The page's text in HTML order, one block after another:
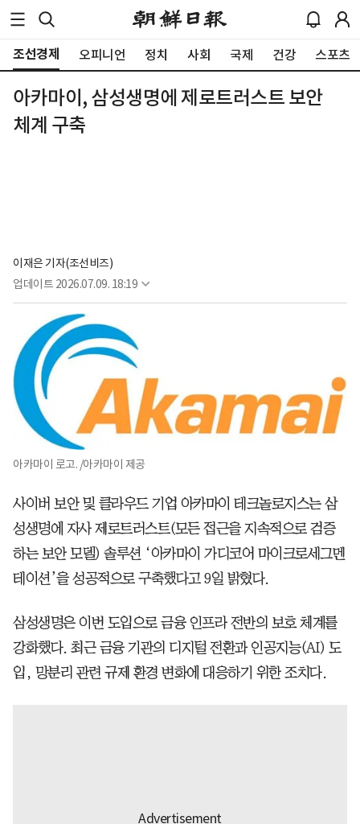
조선경제 오피니언 정치 사회 국제 건강 스포츠
아카마이, 삼성생명에 제로트러스트 보안
체계 구축
이재은 기자(조선비즈)
업데이트 2026.07.09. 18:19
아카마이 로고. /아카마이 제공
사이버 보안 및 클라우드 기업 아카마이 테크놀로지스는 삼
성생명에 자사 제로트러스트(모든 접근을 지속적으로 검증
하는 보안 모델) 솔루션 ‘아카마이 가디코어 마이크로세그멘
테이션’을 성공적으로 구축했다고 9일 밝혔다.
삼성생명은 이번 도입으로 금융 인프라 전반의 보호 체계를
강화했다. 최근 금융 기관의 디지털 전환과 인공지능(AI) 도
입, 망분리 관련 규제 환경 변화에 대응하기 위한 조치다.